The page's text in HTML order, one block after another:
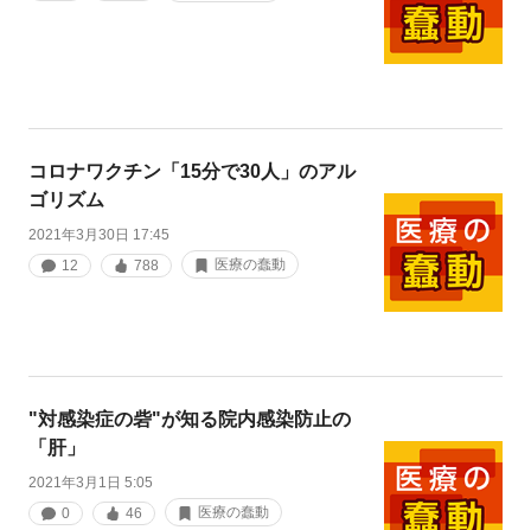
コロナワクチン「15分で30人」のアル
ゴリズム
2021年3月30日 17:45
12
788 医療の蠢動
"対感染症の砦"が知る院内感染防止の
「肝」
2021年3月1日 5:05
0
46 医療の蠢動